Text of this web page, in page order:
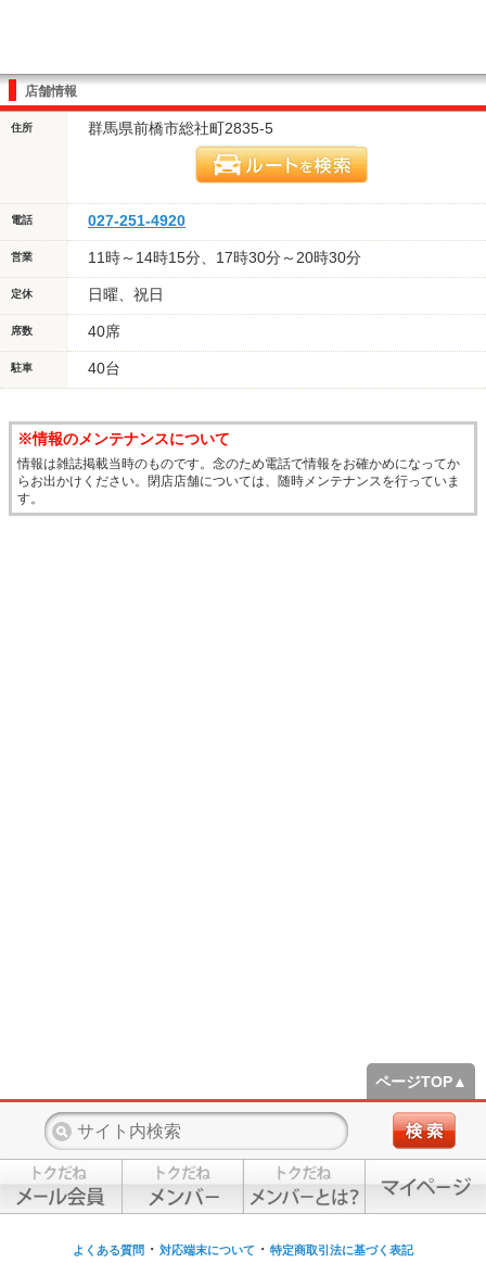
店舗情報
住所 群馬県前橋市総社町2835-5
電話 027-251-4920
営業 11時～14時15分、17時30分～20時30分
定休 日曜、祝日
席数 40席
駐車 40台
※情報のメンテナンスについて
情報は雑誌掲載当時のものです。念のため電話で情報をお確かめになってか
らお出かけください。閉店店舗については、随時メンテナンスを行っていま
す。
ページTOP▲
よくある質問 ・ 対応端末について ・ 特定商取引法に基づく表記